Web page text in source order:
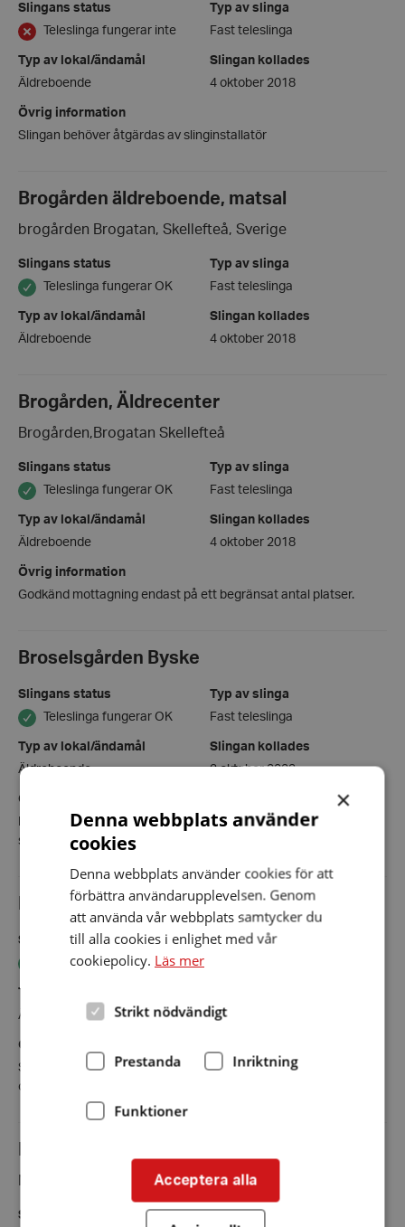
Slingans status
Teleslinga fungerar inte
Typ av slinga
Fast teleslinga
Typ av lokal/ändamål
Äldreboende
Slingan kollades
4 oktober 2018
Övrig information
Slingan behöver åtgärdas av slinginstallatör
Brogården äldreboende, matsal
brogården Brogatan, Skellefteå, Sverige
Slingans status
Teleslinga fungerar OK
Typ av slinga
Fast teleslinga
Typ av lokal/ändamål
Äldreboende
Slingan kollades
4 oktober 2018
Brogården, Äldrecenter
Brogården,Brogatan Skellefteå
Slingans status
Teleslinga fungerar OK
Typ av slinga
Fast teleslinga
Typ av lokal/ändamål
Äldreboende
Slingan kollades
4 oktober 2018
Övrig information
Godkänd mottagning endast på ett begränsat antal platser.
Broselsgården Byske
Slingans status
Teleslinga fungerar OK
Typ av slinga
Fast teleslinga
Typ av lokal/ändamål
Äldreboende
Slingan kollades
3 oktober 2023
Övrig information
Inga bärbara mottagare framme men finns troligen i någon
skrubb.
Dammen äldreboende, ”Kaprifol”
Slingans status
Teleslinga fungerar OK
Typ av slinga
Typ av lokal/ändamål
Äldreboende
13 september 2018
Övrig information
Slingans ägare uppmanas förbättra informationen till personal
och användare.
Nygatan 11, Kåge, Sverige
Slingans status
Typ av slinga
×
Denna webbplats använder
cookies
Denna webbplats använder cookies för att
förbättra användarupplevelsen. Genom
att använda vår webbplats samtycker du
till alla cookies i enlighet med vår
cookiepolicy. Läs mer
Strikt nödvändigt
Prestanda Inriktning
Funktioner
Acceptera alla